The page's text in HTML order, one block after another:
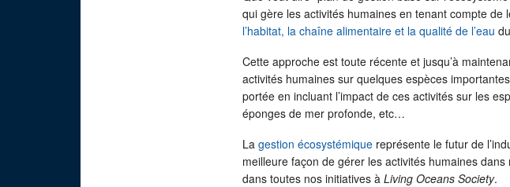
qui gère les activités humaines en tenant compte de
l’habitat, la chaîne alimentaire et la qualité de l’eau
Cette approche est toute récente et jusqu’à
activités humaines sur quelques espèces
portée en incluant l’impact de ces activités sur les
éponges de mer profonde, etc…
La gestion écosystémique représente le futur de
meilleure façon de gérer les activités humaines
dans toutes nos initiatives à Living Oceans Society.